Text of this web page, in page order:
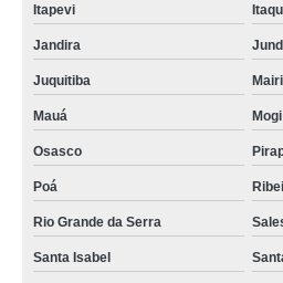
comprar tela para sombreamento de horta
quanto custa tela para estufa de plantas
comprar tela agrícola para silagem
quanto custa tela para estufa de plantas
tela agrícola Paragominas
quanto custa tela agrícola branca Embu
quanto custa tela agrícola rachel para
Itapevi
Jandira
Juquitiba
Mauá
Osasco
Poá
Rio Grande da Serra
Santa Isabel